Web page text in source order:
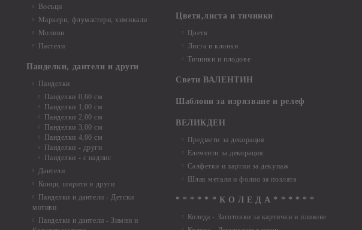
Восъци
Маркери, флумастери, химикали
Моливи
Пастели
Панделки, дантели и други
Панделки
Панделки 0,60 см
Панделки 1,00 см
Панделки 2,00 см
Панделки 3,00 см
Панделки 4,00 см
Панделки - други
Панделки - с надпис
Дантели
Конци, ширити и други
Панделки и дантели - Детски
мотиви
Панделки и дантели - Зимни и
Цветя,листа и тичинки
Цветя
Листа и клонки
Тичинки и плодове
Свети ВАЛЕНТИН
Шаблони за изрязване и релеф
ВЕЛИКДЕН
Предмети за декорация
Елементи за декорация
Салфетки и хартии за декупаж
Шлак метали и фолио за позлата
* * * * * * К О Л Е Д А * * * * * *
Коледа - Заготовки за картички и пликове